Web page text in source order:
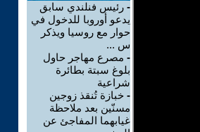
- رئيس فنلندي سابق
يدعو أوروبا للدخول في
حوار مع روسيا ويذكر
س ...
- مصرع مهاجر حاول
بلوغ سبتة بطائرة
شراعية
- خبازة تُنقذ زوجين
مسنّين بعد ملاحظة
غيابهما المفاجئ عن